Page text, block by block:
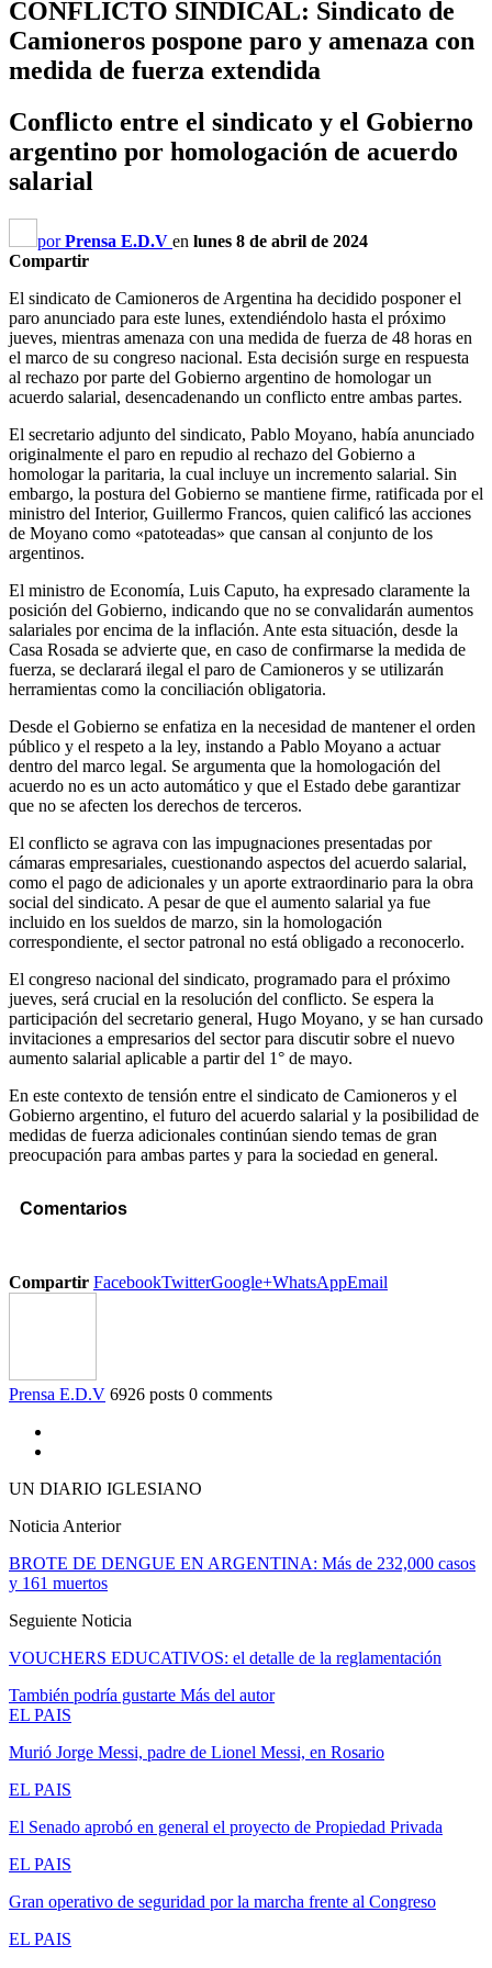
CONFLICTO SINDICAL: Sindicato de
Camioneros pospone paro y amenaza con
medida de fuerza extendida
Conflicto entre el sindicato y el Gobierno
argentino por homologación de acuerdo
salarial
porPrensa E.D.V en lunes 8 de abril de 2024
Compartir
El sindicato de Camioneros de Argentina ha decidido posponer el
paro anunciado para este lunes, extendiéndolo hasta el próximo
jueves, mientras amenaza con una medida de fuerza de 48 horas en
el marco de su congreso nacional. Esta decisión surge en respuesta
al rechazo por parte del Gobierno argentino de homologar un
acuerdo salarial, desencadenando un conflicto entre ambas partes.
El secretario adjunto del sindicato, Pablo Moyano, había anunciado
originalmente el paro en repudio al rechazo del Gobierno a
homologar la paritaria, la cual incluye un incremento salarial. Sin
embargo, la postura del Gobierno se mantiene firme, ratificada por el
ministro del Interior, Guillermo Francos, quien calificó las acciones
de Moyano como «patoteadas» que cansan al conjunto de los
argentinos.
El ministro de Economía, Luis Caputo, ha expresado claramente la
posición del Gobierno, indicando que no se convalidarán aumentos
salariales por encima de la inflación. Ante esta situación, desde la
Casa Rosada se advierte que, en caso de confirmarse la medida de
fuerza, se declarará ilegal el paro de Camioneros y se utilizarán
herramientas como la conciliación obligatoria.
Desde el Gobierno se enfatiza en la necesidad de mantener el orden
público y el respeto a la ley, instando a Pablo Moyano a actuar
dentro del marco legal. Se argumenta que la homologación del
acuerdo no es un acto automático y que el Estado debe garantizar
que no se afecten los derechos de terceros.
El conflicto se agrava con las impugnaciones presentadas por
cámaras empresariales, cuestionando aspectos del acuerdo salarial,
como el pago de adicionales y un aporte extraordinario para la obra
social del sindicato. A pesar de que el aumento salarial ya fue
incluido en los sueldos de marzo, sin la homologación
correspondiente, el sector patronal no está obligado a reconocerlo.
El congreso nacional del sindicato, programado para el próximo
jueves, será crucial en la resolución del conflicto. Se espera la
participación del secretario general, Hugo Moyano, y se han cursado
invitaciones a empresarios del sector para discutir sobre el nuevo
aumento salarial aplicable a partir del 1° de mayo.
En este contexto de tensión entre el sindicato de Camioneros y el
Gobierno argentino, el futuro del acuerdo salarial y la posibilidad de
medidas de fuerza adicionales continúan siendo temas de gran
preocupación para ambas partes y para la sociedad en general.
Comentarios
Compartir FacebookTwitterGoogle+WhatsAppEmail
Prensa E.D.V 6926 posts 0 comments
UN DIARIO IGLESIANO
Noticia Anterior
BROTE DE DENGUE EN ARGENTINA: Más de 232,000 casos
y 161 muertos
Seguiente Noticia
VOUCHERS EDUCATIVOS: el detalle de la reglamentación
También podría gustarte Más del autor
EL PAIS
Murió Jorge Messi, padre de Lionel Messi, en Rosario
EL PAIS
El Senado aprobó en general el proyecto de Propiedad Privada
EL PAIS
Gran operativo de seguridad por la marcha frente al Congreso
EL PAIS